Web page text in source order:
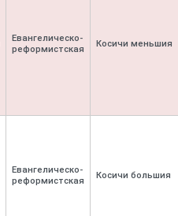
Евангелическо-
реформистская
Косичи меньшия
Евангелическо-
реформистская
Косичи большия